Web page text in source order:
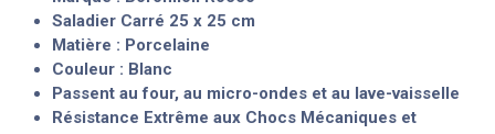
Saladier Carré 25 x 25 cm
Matière : Porcelaine
Couleur : Blanc
Passent au four, au micro-ondes et au lave-vaisselle
Résistance Extrême aux Chocs Mécaniques et